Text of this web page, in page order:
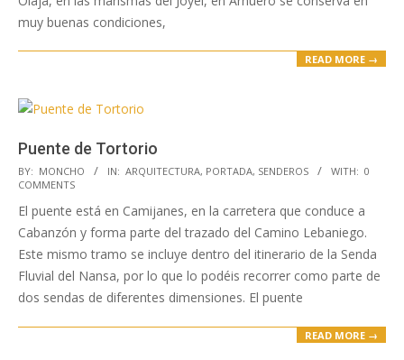
muy buenas condiciones,
READ MORE →
Puente de Tortorio
2023-
04-
17
BY: MONCHO IN: ARQUITECTURA, PORTADA, SENDEROS WITH: 0
COMMENTS
El puente está en Camijanes, en la carretera que conduce a
Cabanzón y forma parte del trazado del Camino Lebaniego.
Este mismo tramo se incluye dentro del itinerario de la Senda
Fluvial del Nansa, por lo que lo podéis recorrer como parte de
dos sendas de diferentes dimensiones. El puente
READ MORE →